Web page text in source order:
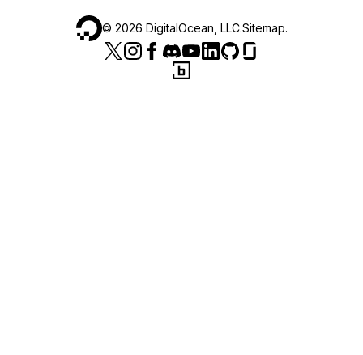
© 2026 DigitalOcean, LLC.Sitemap.